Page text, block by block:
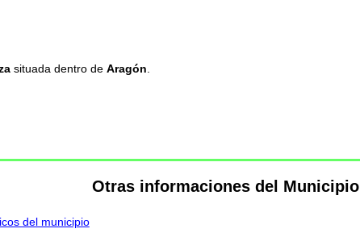
situada dentro de Aragón
Otras informaciones del Municipio
del municipio